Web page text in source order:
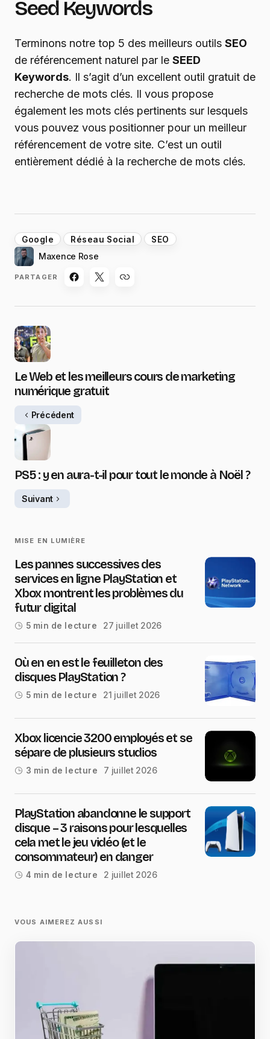
Seed Keywords
Terminons notre top 5 des meilleurs outils SEO
de référencement naturel par le SEED
Keywords. Il s’agit d’un excellent outil gratuit de
recherche de mots clés. Il vous propose
également les mots clés pertinents sur lesquels
vous pouvez vous positionner pour un meilleur
référencement de votre site. C’est un outil
entièrement dédié à la recherche de mots clés.
Google Réseau Social SEO
Maxence Rose
PARTAGER
Le Web et les meilleurs cours de marketing
numérique gratuit
Précédent
PS5 : y en aura-t-il pour tout le monde à Noël ?
Suivant
MISE EN LUMIÈRE
Les pannes successives des
services en ligne PlayStation et
Xbox montrent les problèmes du
futur digital
5 min de lecture 27 juillet 2026
Où en en est le feuilleton des
disques PlayStation ?
5 min de lecture 21 juillet 2026
Xbox licencie 3200 employés et se
sépare de plusieurs studios
3 min de lecture 7 juillet 2026
PlayStation abandonne le support
disque – 3 raisons pour lesquelles
cela met le jeu vidéo (et le
consommateur) en danger
4 min de lecture 2 juillet 2026
VOUS AIMEREZ AUSSI